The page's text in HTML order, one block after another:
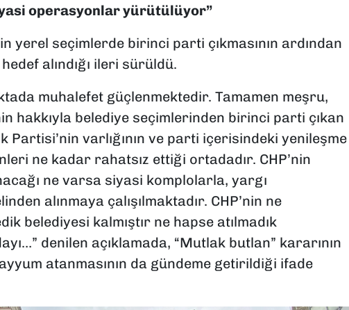
operasyonlar yürütülüyor”
yerel seçimlerde birinci parti çıkmasının ardından
alındığı ileri sürüldü.
muhalefet güçlenmektedir. Tamamen meşru,
hakkıyla belediye seçimlerinden birinci parti çıkan
Partisi’nin varlığının ve parti içerisindeki yenileşme
ne kadar rahatsız ettiği ortadadır. CHP’nin
ne varsa siyasi komplolarla, yargı
alınmaya çalışılmaktadır. CHP’nin ne
belediyesi kalmıştır ne hapse atılmadık
denilen açıklamada, “Mutlak butlan” kararının
atanmasının da gündeme getirildiği ifade